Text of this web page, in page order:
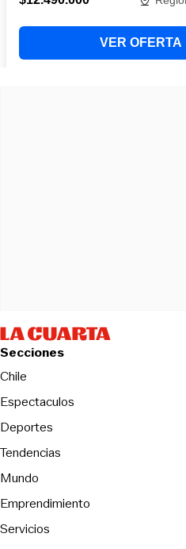
Secciones
Chile
Espectaculos
Deportes
Tendencias
Mundo
Emprendimiento
Servicios